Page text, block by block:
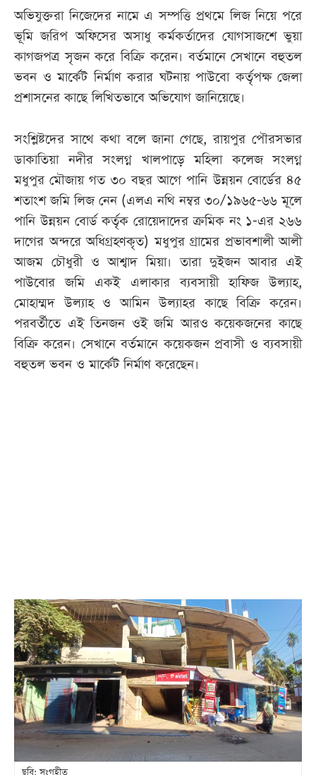
অভিযুক্তরা নিজেদের নামে এ সম্পত্তি প্রথমে লিজ নিয়ে পরে
ভূমি জরিপ অফিসের অসাধু কর্মকর্তাদের যোগসাজশে ভুয়া
কাগজপত্র সৃজন করে বিক্রি করেন। বর্তমানে সেখানে বহুতল
ভবন ও মার্কেট নির্মাণ করার ঘটনায় পাউবো কর্তৃপক্ষ জেলা
প্রশাসনের কাছে লিখিতভাবে অভিযোগ জানিয়েছে।
সংশ্লিষ্টদের সাথে কথা বলে জানা গেছে, রায়পুর পৌরসভার
ডাকাতিয়া নদীর সংলগ্ন খালপাড়ে মহিলা কলেজ সংলগ্ন
মধুপুর মৌজায় গত ৩০ বছর আগে পানি উন্নয়ন বোর্ডের ৪৫
শতাংশ জমি লিজ নেন (এলএ নথি নম্বর ৩০/১৯৬৫-৬৬ মূলে
পানি উন্নয়ন বোর্ড কর্তৃক রোয়েদাদের ক্রমিক নং ১-এর ২৬৬
দাগের অন্দরে অধিগ্রহণকৃত) মধুপুর গ্রামের প্রভাবশালী আলী
আজম চৌধুরী ও আশ্বাদ মিয়া। তারা দুইজন আবার এই
পাউবোর জমি একই এলাকার ব্যবসায়ী হাফিজ উল্যাহ,
মোহাম্মদ উল্যাহ ও আমিন উল্যাহর কাছে বিক্রি করেন।
পরবর্তীতে এই তিনজন ওই জমি আরও কয়েকজনের কাছে
বিক্রি করেন। সেখানে বর্তমানে কয়েকজন প্রবাসী ও ব্যবসায়ী
বহুতল ভবন ও মার্কেট নির্মাণ করেছেন।